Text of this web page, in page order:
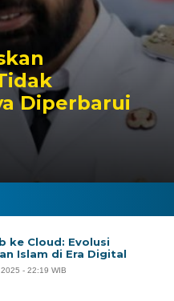
Diperbarui
ke Cloud: Evolusi
Islam di Era Digital
- 22:19 WIB